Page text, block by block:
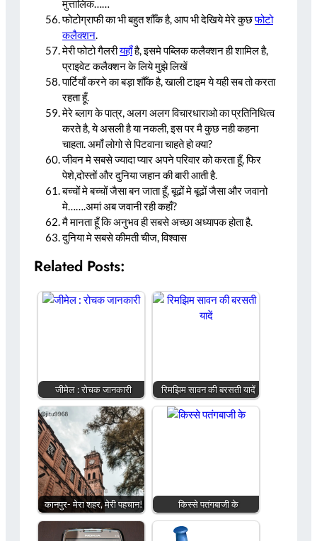
मुत्तालिक……
फोटोग्राफी का भी बहुत शौँक है, आप भी देखिये मेरे कुछफोटो
कलैक्शन.
मेरी फोटो गैलरीयहाँहै, इसमे पब्लिक कलैक्शन ही शामिल है,
प्राइवेट कलैक्शन के लिये मुझे लिखें
पार्टियाँ करने का बड़ा शौँक है, खाली टाइम ये यही सब तो करता
रहता हूँ.
मेरे ब्लाग के पात्र, अलग अलग विचारधाराओ का प्रतिनिधित्व
करते है, ये असली है या नकली, इस पर मै कुछ नही कहना
चाहता. अमाँ लोगो से पिटवाना चाहते हो क्या?
जीवन मे सबसे ज्यादा प्यार अपने परिवार को करता हूँ, फिर
पेशे,दोस्तों और दुनिया जहान की बारी आती है.
बच्चों मे बच्चों जैसा बन जाता हूँ, बूढों मे बूढों जैसा और जवानो
मे…….अमां अब जवानी रही कहाँ?
मै मानता हूँ कि अनुभव ही सबसे अच्छा अध्यापक होता है.
दुनिया मे सबसे कीमती चीज, विश्वास
Related Posts:
जीमेल : रोचक जानकारी रिमझिम सावन की बरसती यादें
कानपुर- मेरा शहर, मेरी पहचान! किस्से पतंगबाजी के